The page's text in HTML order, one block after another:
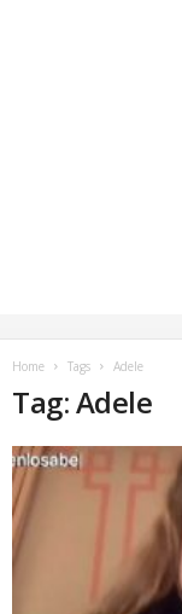
Home Tags Adele
Tag: Adele